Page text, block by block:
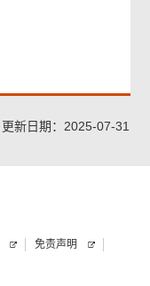
更新日期：2025-07-31
免责声明